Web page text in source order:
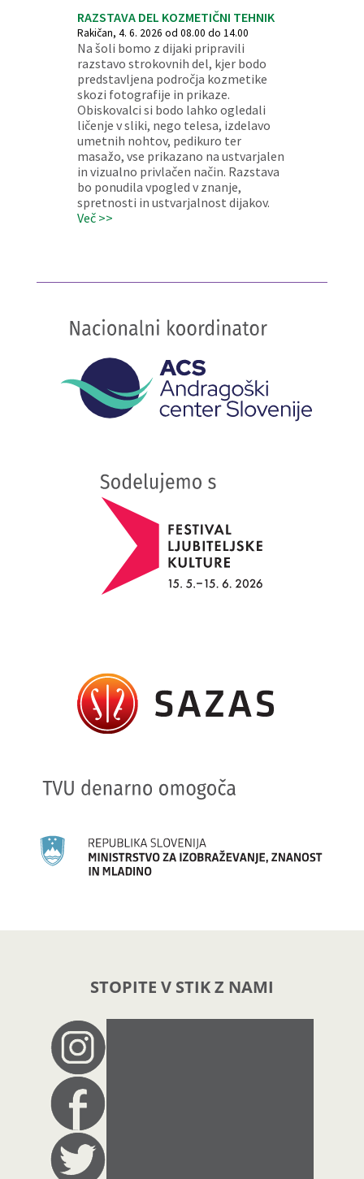
RAZSTAVA DEL KOZMETIČNI TEHNIK
Rakičan, 4. 6. 2026 od 08.00 do 14.00
Na šoli bomo z dijaki pripravili
razstavo strokovnih del, kjer bodo
predstavljena področja kozmetike
skozi fotografije in prikaze.
Obiskovalci si bodo lahko ogledali
ličenje v sliki, nego telesa, izdelavo
umetnih nohtov, pedikuro ter
masažo, vse prikazano na ustvarjalen
in vizualno privlačen način. Razstava
bo ponudila vpogled v znanje,
spretnosti in ustvarjalnost dijakov.
Več >>
STOPITE V STIK Z NAMI